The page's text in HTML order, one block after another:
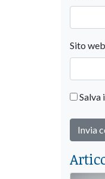
Sito web
Salva